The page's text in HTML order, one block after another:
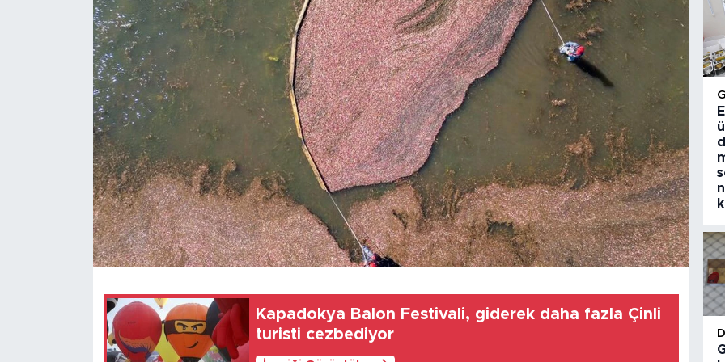
Kapadokya Balon Festivali, giderek daha fazla Çinli
turisti cezbediyor
Gündem
Foto Haber
Xinhua Türkiye